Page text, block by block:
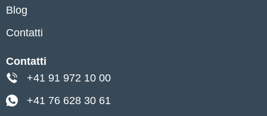
Blog
Contatti
Contatti
+41 91 972 10 00
+41 76 628 30 61